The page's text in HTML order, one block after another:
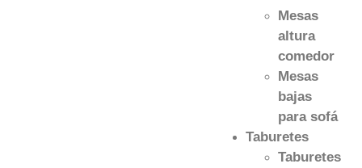
Mesas
altura
comedor
Mesas
bajas
para sofá
Taburetes
Taburetes